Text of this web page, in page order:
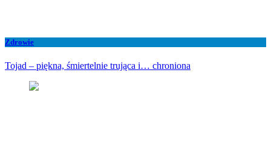
Zdrowie
Tojad – piękna, śmiertelnie trująca i… chroniona